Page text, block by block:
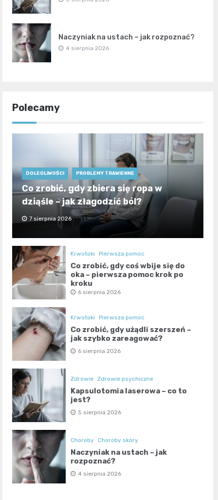
Naczyniak na ustach – jak rozpoznać?
4 sierpnia 2026
Polecamy
DOLEGLIWOŚCI PROBLEMY TRAWIENNE
Co zrobić, gdy zbiera się ropa w
dziąśle – jak złagodzić ból?
7 sierpnia 2026
Krwotoki Pierwsza pomoc
Co zrobić, gdy coś wbije się do
oka – pierwsza pomoc krok po
kroku
6 sierpnia 2026
Krwotoki Pierwsza pomoc
Co zrobić, gdy użądli szerszeń –
jak szybko zareagować?
6 sierpnia 2026
Zdrowie Zdrowie psychiczne
Kapsulotomia laserowa – co to
jest?
5 sierpnia 2026
Choroby Choroby skóry
Naczyniak na ustach – jak
rozpoznać?
4 sierpnia 2026